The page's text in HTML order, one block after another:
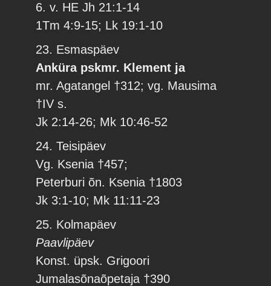
6. v. HE Jh 21:1-14
1Tm 4:9-15; Lk 19:1-10
23. Esmaspäev
Anküra pskmr. Klement ja
mr. Agatangel †312; vg. Mausima
†IV s.
Jk 2:14-26; Mk 10:46-52
24. Teisipäev
Vg. Ksenia †457;
Peterburi õn. Ksenia †1803
Jk 3:1-10; Mk 11:11-23
25. Kolmapäev
Paavlipäev
Konst. üpsk. Grigoori
Jumalasõnaõpetaja †390